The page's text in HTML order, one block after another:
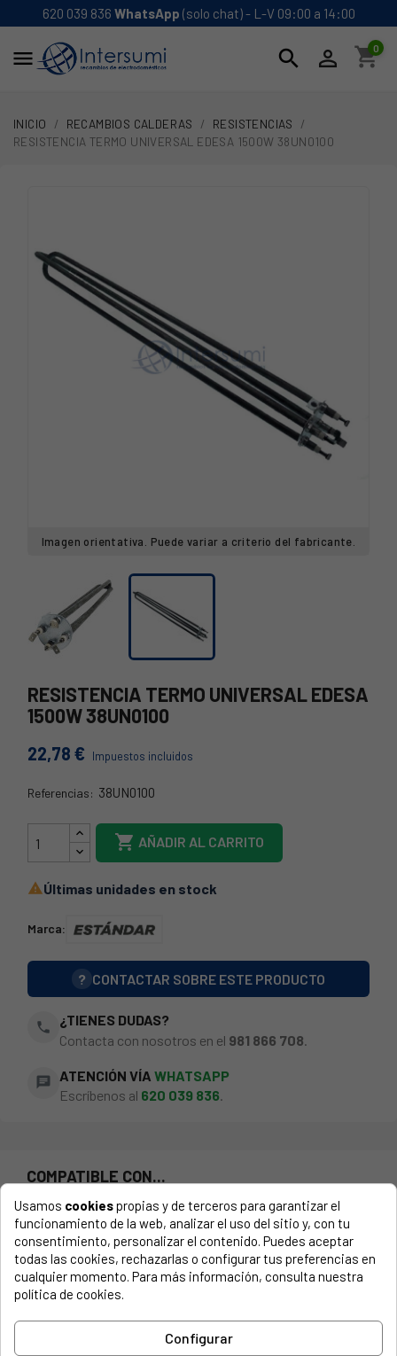
620 039 836 WhatsApp (solo chat) - L-V 09:00 a 14:00
 search  shopping_cart
0
INICIO RECAMBIOS CALDERAS
RESISTENCIAS
RESISTENCIA TERMO UNIVERSAL EDESA 1500W 38UN0100
Imagen orientativa. Puede variar a criterio del fabricante.
RESISTENCIA TERMO UNIVERSAL EDESA
1500W 38UN0100
22,78 € Impuestos incluidos
Referencias: 38UN0100
38UN0100
 AÑADIR AL CARRITO
Últimas unidades en stock
Marca:
? CONTACTAR SOBRE ESTE PRODUCTO
phone
¿TIENES DUDAS?
Contacta con nosotros en el 981 866 708
chat ATENCIÓN VÍA WHATSAPP
Escríbenos al 620 039 836.
COMPATIBLE CON...
El número de modelo lo encontrarás en la etiqueta de tu
electrodoméstico. Suele estar formado por números y
letras.
Usamos cookiespropias y de terceros para garantizar el
funcionamiento de la web, analizar el uso del sitio y, con tu
consentimiento, personalizar el contenido. Puedes aceptar
todas las cookies, rechazarlas o configurar tus preferencias en
cualquier momento. Para más información, consulta nuestra
política de cookies.
Configurar